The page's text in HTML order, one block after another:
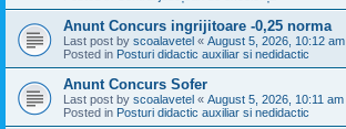
Anunt Concurs ingrijitoare -0,25 norma
Last post by scoalavetel « August 5, 2026, 10:12 am
Posted in Posturi didactic auxiliar si nedidactic
Anunt Concurs Sofer
Last post by scoalavetel « August 5, 2026, 10:11 am
Posted in Posturi didactic auxiliar si nedidactic